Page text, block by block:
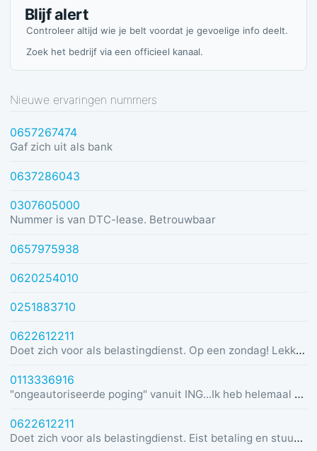
Blijf alert
Controleer altijd wie je belt voordat je gevoelige info deelt.
Zoek het bedrijf via een officieel kanaal.
Nieuwe ervaringen nummers
0657267474
Gaf zich uit als bank
0637286043
0307605000
Nummer is van DTC-lease. Betrouwbaar
0657975938
0620254010
0251883710
0622612211
Doet zich voor als belastingdienst. Op een zondag! Lekker dom
0113336916
"ongeautoriseerde poging" vanuit ING...Ik heb helemaal geen rekening bij ING :)
0622612211
Doet zich voor als belastingdienst. Eist betaling en stuurt link in bericht met dreiging van beslaglegging.